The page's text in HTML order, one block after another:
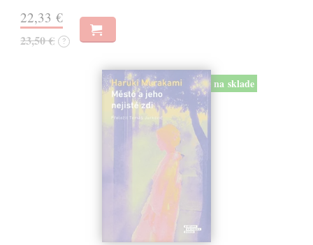
22,33 €
23,50 € ?
na sklade